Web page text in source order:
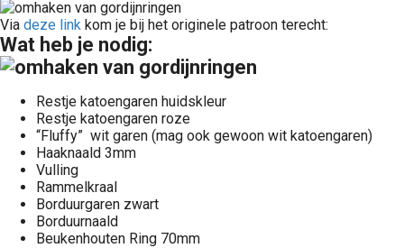
Via deze link kom je bij het originele patroon terecht:
Wat heb je nodig:
Restje katoengaren huidskleur
Restje katoengaren roze
“Fluffy” wit garen (mag ook gewoon wit katoengaren)
Haaknaald 3mm
Vulling
Rammelkraal
Borduurgaren zwart
Borduurnaald
Beukenhouten Ring 70mm